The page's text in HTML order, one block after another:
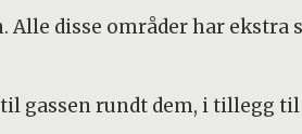
disse områder har ekstra
gassen rundt dem, i tillegg